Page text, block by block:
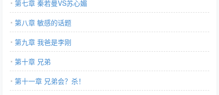
第七章 秦若曼VS苏心媚
第八章 敏感的话题
第九章 我爸是李刚
第十章 兄弟
第十一章 兄弟会？杀！